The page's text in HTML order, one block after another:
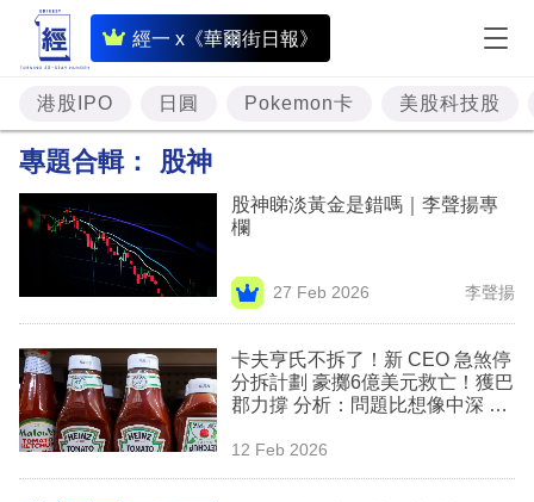
經一 x《華爾街日報》
即
時
財
經
投
資
樓
市
理
港股IPO 日圓 Pokemon卡 美股科技股
專題合輯： 股神
股神睇淡黃金是錯嗎｜李聲揚專
欄
27 Feb 2026 李聲揚
卡夫亨氏不拆了！新 CEO 急煞停
分拆計劃 豪擲6億美元救亡！獲巴
郡力撐 分析：問題比想像中深 股
12 Feb 2026